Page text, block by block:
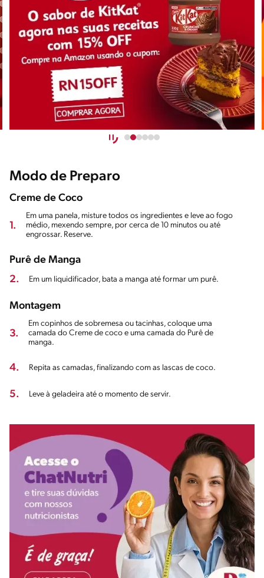
Modo de Preparo
Creme de Coco
1.
Em uma panela, misture todos os ingredientes e leve ao fogo
médio, mexendo sempre, por cerca de 10 minutos ou até
engrossar. Reserve.
Purê de Manga
2.
Em um liquidificador, bata a manga até formar um purê.
Montagem
3.
Em copinhos de sobremesa ou tacinhas, coloque uma
camada do Creme de coco e uma camada do Purê de
manga.
4. Repita as camadas, finalizando com as lascas de coco.
5. Leve à geladeira até o momento de servir.